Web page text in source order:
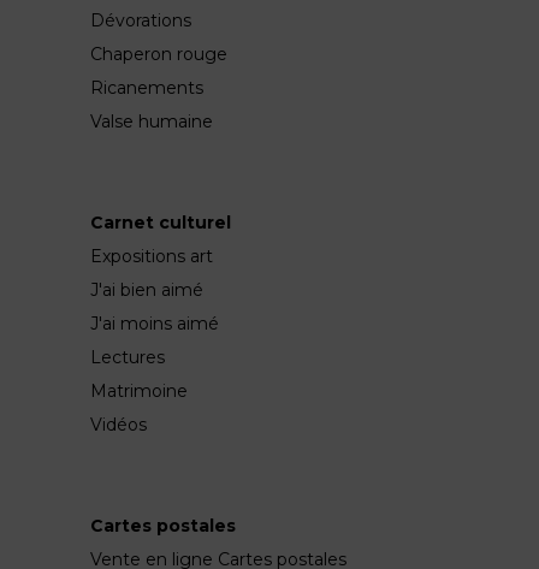
Dévorations
Chaperon rouge
Ricanements
Valse humaine
Carnet culturel
Expositions art
J'ai bien aimé
J'ai moins aimé
Lectures
Matrimoine
Vidéos
Cartes postales
Vente en ligne Cartes postales